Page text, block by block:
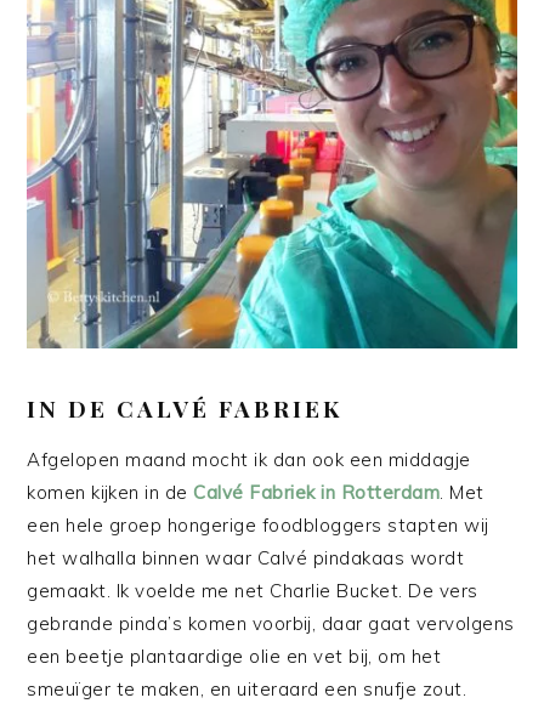
IN DE CALVÉ FABRIEK
Afgelopen maand mocht ik dan ook een middagje
komen kijken in deCalvé Fabriek in Rotterdam. Met
een hele groep hongerige foodbloggers stapten wij
het walhalla binnen waar Calvé pindakaas wordt
gemaakt. Ik voelde me net Charlie Bucket. De vers
gebrande pinda’s komen voorbij, daar gaat vervolgens
een beetje plantaardige olie en vet bij, om het
smeuïger te maken, en uiteraard een snufje zout.